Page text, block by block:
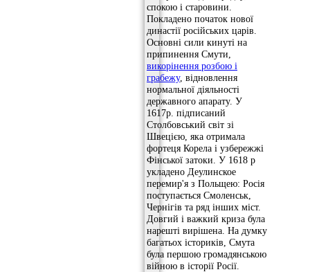
спокою і старовини.
Покладено початок нової
династії російських царів.
Основні сили кинуті на
припинення Смути,
викорінення розбою і
грабежу, відновлення
нормальної діяльності
державного апарату. У
1617р. підписаний
Столбовський світ зі
Швецією, яка отримала
фортеця Корела і узбережжі
Фінської затоки. У 1618 р
укладено Деулинское
перемир'я з Польщею: Росія
поступається Смоленськ,
Чернігів та ряд інших міст.
Довгий і важкий криза була
нарешті вирішена. На думку
багатьох істориків, Смута
була першою громадянською
війною в історії Росії.